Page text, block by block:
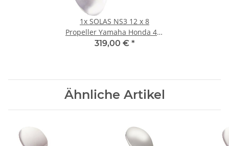
1x SOLAS NS3 12 x 8
Propeller Yamaha Honda 40-
60PS 3-1/2"Getriebe
319,00 € *
Ähnliche Artikel